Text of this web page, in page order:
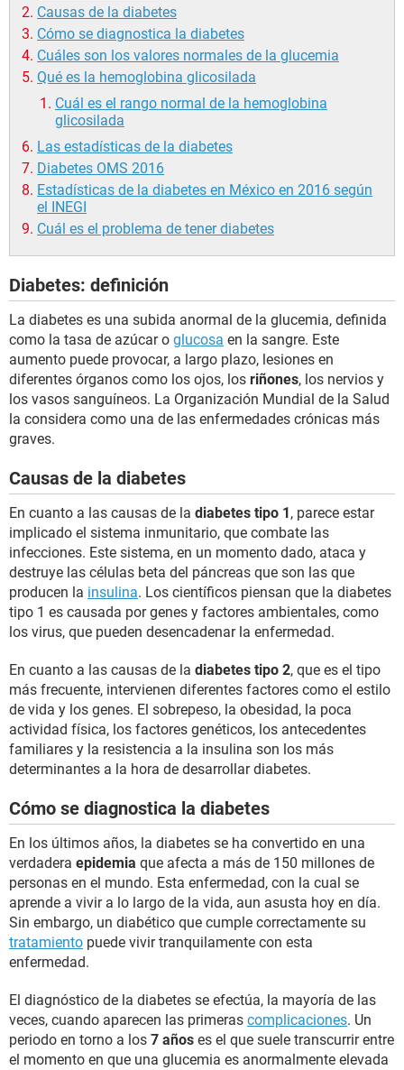
Causas de la diabetes
Cómo se diagnostica la diabetes
Cuáles son los valores normales de la glucemia
Qué es la hemoglobina glicosilada
Cuál es el rango normal de la hemoglobina
glicosilada
Las estadísticas de la diabetes
Diabetes OMS 2016
Estadísticas de la diabetes en México en 2016 según
el INEGI
Cuál es el problema de tener diabetes
Diabetes: definición
La diabetes es una subida anormal de la glucemia, definida
como la tasa de azúcar o glucosa en la sangre. Este
aumento puede provocar, a largo plazo, lesiones en
diferentes órganos como los ojos, los riñones, los nervios y
los vasos sanguíneos. La Organización Mundial de la Salud
la considera como una de las enfermedades crónicas más
graves.
Causas de la diabetes
En cuanto a las causas de la diabetes tipo 1, parece estar
implicado el sistema inmunitario, que combate las
infecciones. Este sistema, en un momento dado, ataca y
destruye las células beta del páncreas que son las que
producen la insulina. Los científicos piensan que la diabetes
tipo 1 es causada por genes y factores ambientales, como
los virus, que pueden desencadenar la enfermedad.
En cuanto a las causas de la diabetes tipo 2, que es el tipo
más frecuente, intervienen diferentes factores como el estilo
de vida y los genes. El sobrepeso, la obesidad, la poca
actividad física, los factores genéticos, los antecedentes
familiares y la resistencia a la insulina son los más
determinantes a la hora de desarrollar diabetes.
Cómo se diagnostica la diabetes
En los últimos años, la diabetes se ha convertido en una
verdadera epidemia que afecta a más de 150 millones de
personas en el mundo. Esta enfermedad, con la cual se
aprende a vivir a lo largo de la vida, aun asusta hoy en día.
Sin embargo, un diabético que cumple correctamente su
tratamiento puede vivir tranquilamente con esta
enfermedad.
El diagnóstico de la diabetes se efectúa, la mayoría de las
veces, cuando aparecen las primeras complicaciones. Un
periodo en torno a los 7 años es el que suele transcurrir entre
el momento en que una glucemia es anormalmente elevada